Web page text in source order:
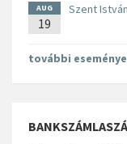
AUG
19
Szent
további